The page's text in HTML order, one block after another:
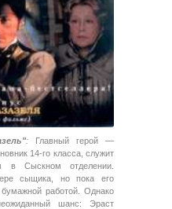
: Главный герой —
14-го класса, служит
в Сыскном отделении.
сыщика, но пока его
бумажной работой. Однако
шанс: Эраст